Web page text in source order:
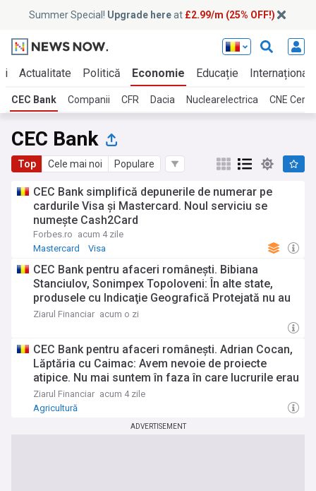
Summer Special! Upgrade hereat £2.99/m (25% OFF!)
Actualitate Politică Economie Educație Internațional
CEC Bank Companii CFR Dacia Nuclearelectrica CNE
CEC Bank
Top Cele mai noi Populare
CEC Bank simplifică depunerile de numerar pe
cardurile Visa și Mastercard. Noul serviciu se
numește Cash2Card
Forbes.ro acum 4 zile
Mastercard
Visa
CEC Bank pentru afaceri româneşti. Bibiana
Stanciulov, Sonimpex Topoloveni: În alte state,
produsele cu Indicaţie Geografică Protejată nu au
acelaşi TVA cu restul. Desfiinţarea clasei de mijloc
a început cu dispariţia şcolilor profesionale. Am fi
trebuie legal să facă
Ziarul Financiar acum o zi
CEC Bank pentru afaceri româneşti. Adrian Cocan,
Lăptăria cu Caimac: Avem nevoie de proiecte
atipice. Nu mai suntem în faza în care lucrurile erau
atât de simple încât puteau fi dezvoltate de o
singură autoritate. Avem nevoie pentru a creşte de
Agricultură, Mediu şi Energie la aceeaşi masă, iar
Ziarul Financiar acum 4 zile
Agricultură
ADVERTISEMENT